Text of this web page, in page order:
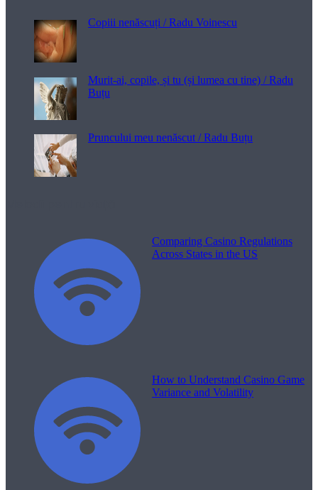
Copiii nenăscuți / Radu Voinescu
Murit-ai, copile, și tu (și lumea cu tine) / Radu
Buțu
Pruncului meu nenăscut / Radu Buțu
Comparing Casino Regulations
Across States in the US
How to Understand Casino Game
Variance and Volatility